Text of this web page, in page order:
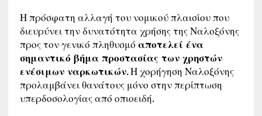
Η πρόσφατη αλλαγή του νομικού πλαισίου που
διευρύνει την δυνατότητα χρήσης της Ναλοξόνης
προς τον γενικό πληθυσμό αποτελεί ένα
σημαντικό βήμα προστασίας των χρηστών
ενέσιμων ναρκωτικών. Η χορήγηση Ναλοξόνης
προλαμβάνει θανάτους μόνο στην περίπτωση
υπερδοσολογίας από οπιοειδή.